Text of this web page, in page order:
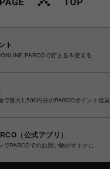
ト
PARCOで貯まる＆使える
で最大1,500円分のPARCOポイント進呈
（公式アプリ）
でPARCOでのお買い物がオトクに